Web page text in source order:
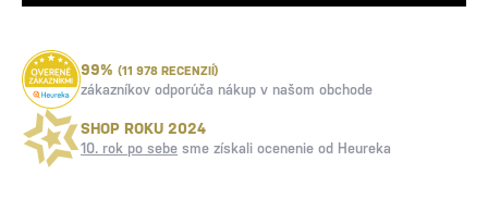
99% (11 978 RECENZIÍ)
zákazníkov odporúča nákup v našom obchode
SHOP ROKU 2024
10. rok po sebe sme získali ocenenie od Heureka